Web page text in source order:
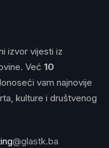
izvor vijesti iz
Već 10
vam najnovije
kulture i društvenog
@glastk.ba